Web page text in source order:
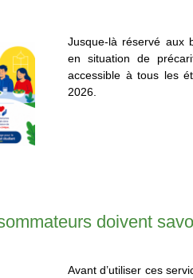
Jusque-là réservé aux
en situation de
accessible à tous les
2026.
doivent
Avant d’utiliser ces